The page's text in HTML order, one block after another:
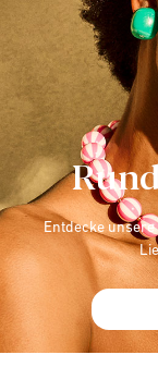
Entdecke